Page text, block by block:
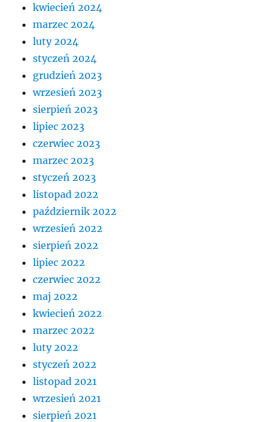
kwiecień 2024
marzec 2024
luty 2024
styczeń 2024
grudzień 2023
wrzesień 2023
sierpień 2023
lipiec 2023
czerwiec 2023
marzec 2023
styczeń 2023
listopad 2022
październik 2022
wrzesień 2022
sierpień 2022
lipiec 2022
czerwiec 2022
maj 2022
kwiecień 2022
marzec 2022
luty 2022
styczeń 2022
listopad 2021
wrzesień 2021
sierpień 2021